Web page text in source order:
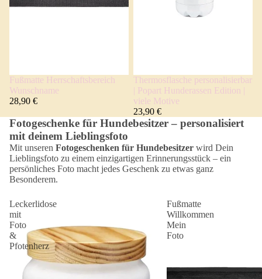
Fußmatte Herrschaftsbereich
Wunschname
28,90 €
Thermosflasche personalisierbar
| Popart Hunderassen Edition |
viele Motive
23,90 €
Fotogeschenke für Hundebesitzer – personalisiert
mit deinem Lieblingsfoto
Mit unseren Fotogeschenken für Hundebesitzer wird Dein
Lieblingsfoto zu einem einzigartigen Erinnerungsstück – ein
persönliches Foto macht jedes Geschenk zu etwas ganz
Besonderem.
Leckerlidose
mit
Foto
&
Pfotenherz
Fußmatte
Willkommen
Mein
Foto